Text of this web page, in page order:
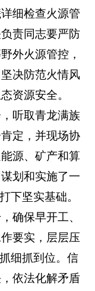
细检查火源管
责同志要严防
外火源管控，
决防范火情风
资源安全。
听取青龙满族
定，并现场协
源、矿产和算
划和实施了一
下坚实基础。
确保早开工、
要实，层层压
细抓到位。信
依法化解矛盾